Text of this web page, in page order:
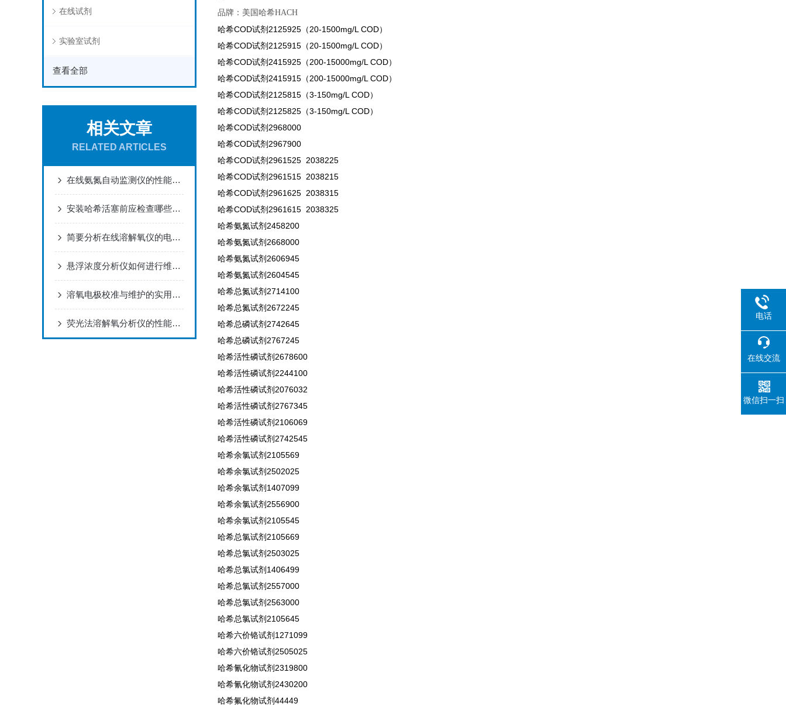
在线试剂
实验室试剂
查看全部
相关文章
RELATED ARTICLES
在线氨氮自动监测仪的性能特点
安装哈希活塞前应检查哪些内容？
简要分析在线溶解氧仪的电极维护方法
悬浮浓度分析仪如何进行维护和保养？
溶氧电极校准与维护的实用指南
荧光法溶解氧分析仪的性能特点
品牌：美国哈希HACH
哈希COD试剂2125925（20-1500mg/L COD）
哈希COD试剂2125915（20-1500mg/L COD）
哈希COD试剂2415925（200-15000mg/L COD）
哈希COD试剂2415915（200-15000mg/L COD）
哈希COD试剂2125815（3-150mg/L COD）
哈希COD试剂2125825（3-150mg/L COD）
哈希COD试剂2968000
哈希COD试剂2967900
哈希COD试剂2961525 2038225
哈希COD试剂2961515 2038215
哈希COD试剂2961625 2038315
哈希COD试剂2961615 2038325
哈希氨氮试剂2458200
哈希氨氮试剂2668000
哈希氨氮试剂2606945
哈希氨氮试剂2604545
哈希总氮试剂2714100
哈希总氮试剂2672245
哈希总磷试剂2742645
哈希总磷试剂2767245
哈希活性磷试剂2678600
哈希活性磷试剂2244100
哈希活性磷试剂2076032
哈希活性磷试剂2767345
哈希活性磷试剂2106069
哈希活性磷试剂2742545
哈希余氯试剂2105569
哈希余氯试剂2502025
哈希余氯试剂1407099
哈希余氯试剂2556900
哈希余氯试剂2105545
哈希总氯试剂2105669
哈希总氯试剂2503025
哈希总氯试剂1406499
哈希总氯试剂2557000
哈希总氯试剂2563000
哈希总氯试剂2105645
哈希六价铬试剂1271099
哈希六价铬试剂2505025
哈希氰化物试剂2319800
哈希氰化物试剂2430200
哈希氟化物试剂44449
电话
在线交流
微信扫一扫